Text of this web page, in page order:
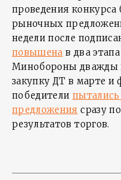
проведения
рыночных
недели после
повышена в два
Минобороны дважды
закупку ДТ в марте и
победители
предложения сразу
результатов торгов.